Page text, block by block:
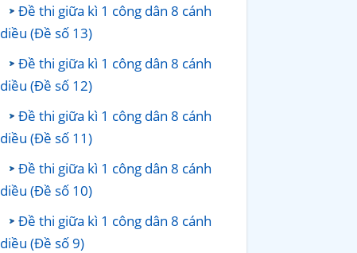
Đề thi giữa kì 1 công dân 8 cánh
diều (Đề số 13)
Đề thi giữa kì 1 công dân 8 cánh
diều (Đề số 12)
Đề thi giữa kì 1 công dân 8 cánh
diều (Đề số 11)
Đề thi giữa kì 1 công dân 8 cánh
diều (Đề số 10)
Đề thi giữa kì 1 công dân 8 cánh
diều (Đề số 9)